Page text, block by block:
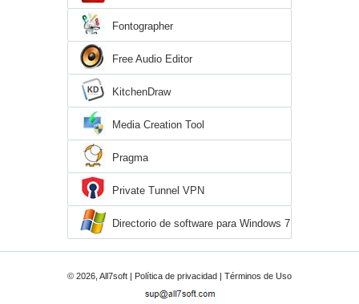
Fontographer
Free Audio Editor
KitchenDraw
Media Creation Tool
Pragma
Private Tunnel VPN
Directorio de software para Windows 7
© 2026, All7soft | Política de privacidad | Términos de Uso